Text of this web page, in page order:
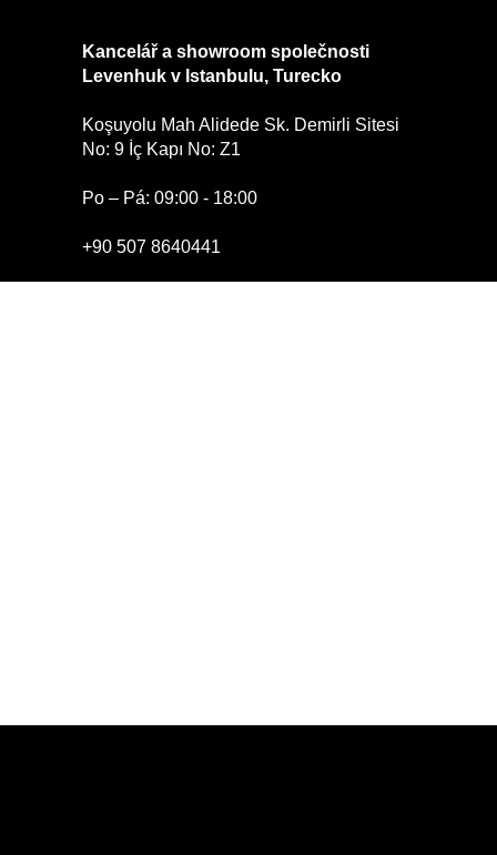
Kancelář a showroom společnosti
Levenhuk v Istanbulu, Turecko
Koşuyolu Mah Alidede Sk. Demirli Sitesi
No: 9 İç Kapı No: Z1
Po – Pá: 09:00 - 18:00
+90 507 8640441